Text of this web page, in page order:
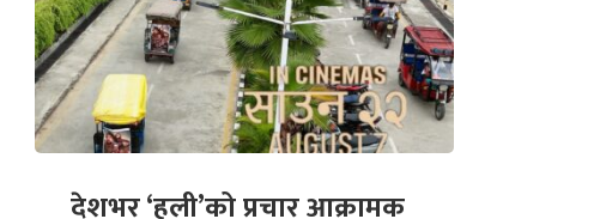
देशभर ‘हली’को प्रचार आक्रामक